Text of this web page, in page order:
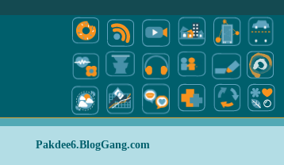
Pakdee6.BlogGang.com